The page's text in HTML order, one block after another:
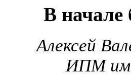
В начале
Алексей
ИПМ